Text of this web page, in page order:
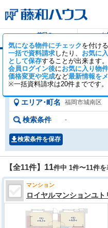
前回の
お
気になる物件にチェックを付ける
一括で資料請求したり、 お気に
として保存することが出来ます。
会員ログイン後にお気に入り物
価格変更や完成など最新情報を
※一括資料請求は20件までです。
福岡市城南区のマンシ
【全11件】 一般公開9件 会員公開
エリア･町名 福岡市城南区
検索条件 -
検索条件を保存
【全11件】 11件中 1件〜11件を
マンション
ロイヤルマンションユト